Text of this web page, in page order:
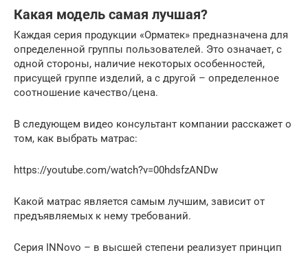
Какая модель самая лучшая?
Каждая серия продукции «Орматек» предназначена для
определенной группы пользователей. Это означает, с
одной стороны, наличие некоторых особенностей,
присущей группе изделий, а с другой – определенное
соотношение качество/цена.
В следующем видео консультант компании расскажет о
том, как выбрать матрас:
https://youtube.com/watch?v=00hdsfzANDw
Какой матрас является самым лучшим, зависит от
предъявляемых к нему требований.
Серия INNovo – в высшей степени реализует принцип